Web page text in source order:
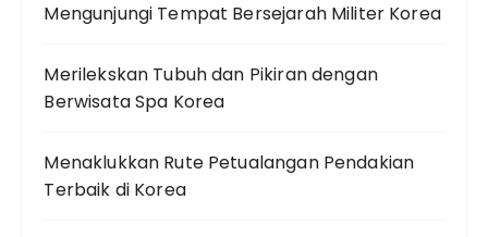
Mengunjungi Tempat Bersejarah Militer Korea
Merilekskan Tubuh dan Pikiran dengan
Berwisata Spa Korea
Menaklukkan Rute Petualangan Pendakian
Terbaik di Korea